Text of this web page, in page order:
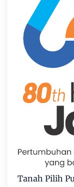
Tanah Pilih